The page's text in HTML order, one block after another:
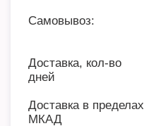
Самовывоз:
Доставка, кол-во
дней
Доставка в пределах
МКАД